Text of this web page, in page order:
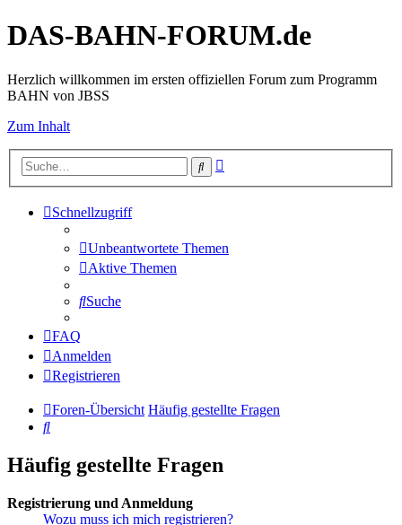
DAS-BAHN-FORUM.de
Herzlich willkommen im ersten offiziellen Forum zum Programm
BAHN von JBSS
Zum Inhalt
Suche
Schnellzugriff
Unbeantwortete Themen
Aktive Themen
Suche
FAQ
Anmelden
Registrieren
Foren-Übersicht Häufig gestellte Fragen
Suche
Häufig gestellte Fragen
Registrierung und Anmeldung
Wozu muss ich mich registrieren?